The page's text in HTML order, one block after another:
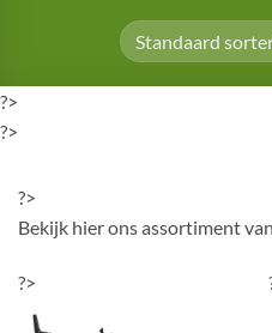
?>
?>
?>
Bekijk hier ons assortiment
?>